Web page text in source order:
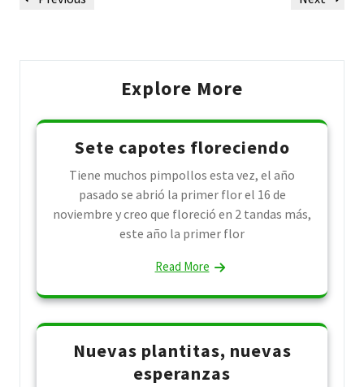
navigation
Explore More
Sete capotes floreciendo
Tiene muchos pimpollos esta vez, el año
pasado se abrió la primer flor el 16 de
noviembre y creo que floreció en 2 tandas más,
este año la primer flor
Read More
Nuevas plantitas, nuevas
esperanzas